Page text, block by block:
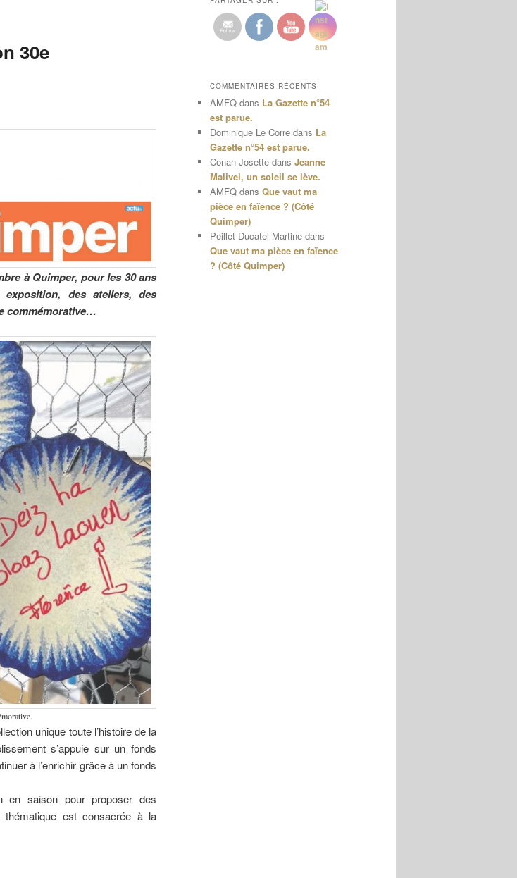
30e
à Quimper, pour les 30 ans
des ateliers, des
commémorative…
unique toute l’histoire de la
s’appuie sur un fonds
à l’enrichir grâce à un fonds
en saison pour proposer des
thématique est consacrée à la
COMMENTAIRES RÉCENTS
AMFQ dans La Gazette n°54
est parue.
Dominique Le Corre dans La
Gazette n°54 est parue.
Conan Josette dans Jeanne
Malivel, un soleil se lève.
AMFQ dans Que vaut ma
pièce en faïence ? (Côté
Quimper)
Peillet-Ducatel Martine dans
Que vaut ma pièce en faïence
? (Côté Quimper)